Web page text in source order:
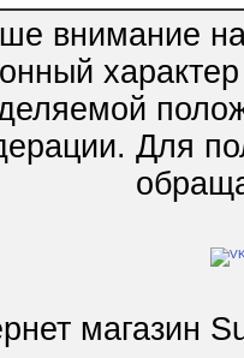
внимание на
Для
магазин